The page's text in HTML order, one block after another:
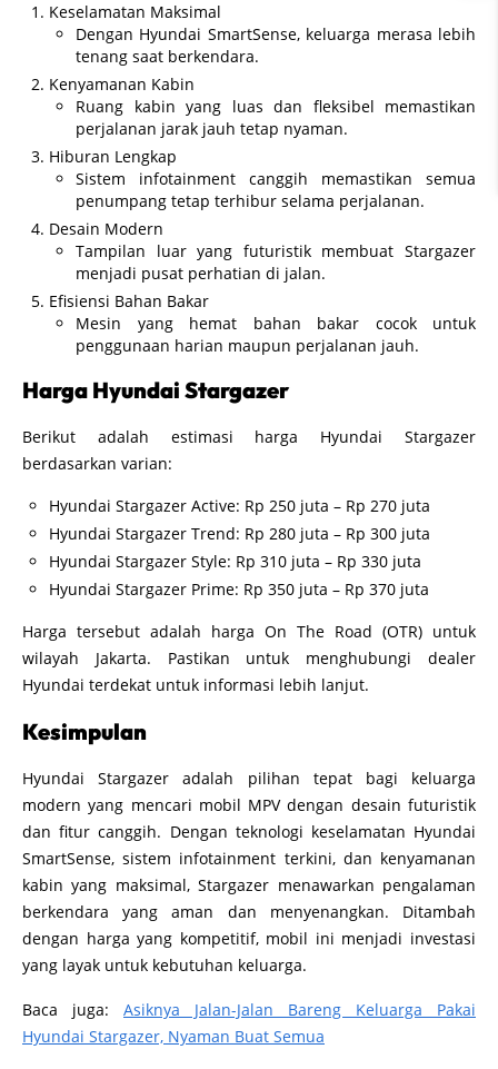
Keselamatan Maksimal
Dengan Hyundai SmartSense, keluarga merasa lebih
tenang saat berkendara.
Kenyamanan Kabin
Ruang kabin yang luas dan fleksibel memastikan
perjalanan jarak jauh tetap nyaman.
Hiburan Lengkap
Sistem infotainment canggih memastikan semua
penumpang tetap terhibur selama perjalanan.
Desain Modern
Tampilan luar yang futuristik membuat Stargazer
menjadi pusat perhatian di jalan.
Efisiensi Bahan Bakar
Mesin yang hemat bahan bakar cocok untuk
penggunaan harian maupun perjalanan jauh.
Harga Hyundai Stargazer
Berikut adalah estimasi harga Hyundai Stargazer
berdasarkan varian:
Hyundai Stargazer Active: Rp 250 juta – Rp 270 juta
Hyundai Stargazer Trend: Rp 280 juta – Rp 300 juta
Hyundai Stargazer Style: Rp 310 juta – Rp 330 juta
Hyundai Stargazer Prime: Rp 350 juta – Rp 370 juta
Harga tersebut adalah harga On The Road (OTR) untuk
wilayah Jakarta. Pastikan untuk menghubungi dealer
Hyundai terdekat untuk informasi lebih lanjut.
Kesimpulan
Hyundai Stargazer adalah pilihan tepat bagi keluarga
modern yang mencari mobil MPV dengan desain futuristik
dan fitur canggih. Dengan teknologi keselamatan Hyundai
SmartSense, sistem infotainment terkini, dan kenyamanan
kabin yang maksimal, Stargazer menawarkan pengalaman
berkendara yang aman dan menyenangkan. Ditambah
dengan harga yang kompetitif, mobil ini menjadi investasi
yang layak untuk kebutuhan keluarga.
Baca juga: Asiknya Jalan-Jalan Bareng Keluarga Pakai
Hyundai Stargazer, Nyaman Buat Semua